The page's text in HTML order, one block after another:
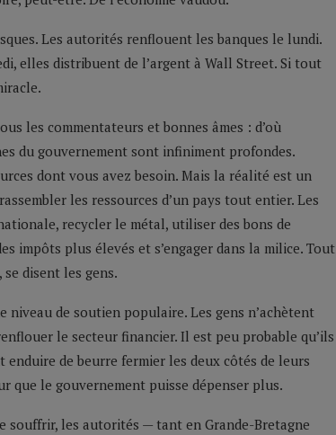
Les autorités renflouent les banques le lundi.
elles distribuent de l’argent à Wall Street. Si tout
les commentateurs et bonnes âmes : d’où
du gouvernement sont infiniment profondes.
dont vous avez besoin. Mais la réalité est un
les ressources d’un pays tout entier. Les
recycler le métal, utiliser des bons de
impôts plus élevés et s’engager dans la milice. Tout
disent les gens.
niveau de soutien populaire. Les gens n’achètent
le secteur financier. Il est peu probable qu’ils
de beurre fermier les deux côtés de leurs
que le gouvernement puisse dépenser plus.
souffrir, les autorités — tant en Grande-Bretagne